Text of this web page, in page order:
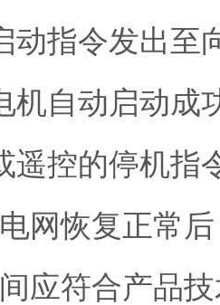
动指令发出
机自动启动
遥控的停机
网恢复正常
应符合产品